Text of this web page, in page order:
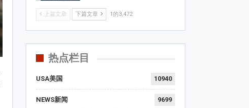
上篇文章 下篇文章 1的3,472
热点栏目
USA美国 10940
NEWS新闻 9699